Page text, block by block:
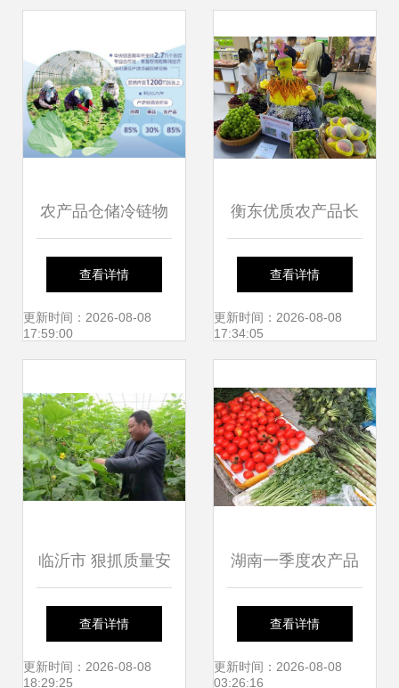
格率公布，强化源
头管控保障‘舌尖安
农产品仓储冷链物
流建设取得成效 补
齐农产品"最初一公
查看详情
更新时间：2026-08-08
17:59:00
衡东优质农产品长
沙推介周启动 绿色
风味引燃星城市场
查看详情
更新时间：2026-08-08
17:34:05
临沂市 狠抓质量安
全监管与执法 筑牢
农产品安全生产防
查看详情
更新时间：2026-08-08
18:29:25
湖南一季度农产品
出口增长19.6% 科
技与特色并进助推
查看详情
更新时间：2026-08-08
03:26:16